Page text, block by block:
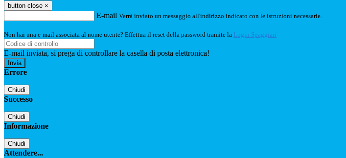
button close ×
E-mail Verrà inviato un messaggio all'indirizzo indicato con le istruzioni necessarie.
Non hai una e-mail associata al nome utente? Effettua il reset della password tramite la Login Spaggiari
E-mail inviata, si prega di controllare la casella di posta elettronica!
Errore
Chiudi
Successo
Chiudi
Informazione
Chiudi
Attendere...